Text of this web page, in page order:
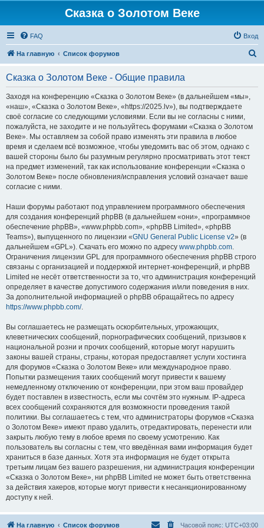
Сказка о Золотом Веке
FAQ Вход
На главную Список форумов
Сказка о Золотом Веке - Общие правила
Заходя на конференцию «Сказка о Золотом Веке» (в дальнейшем «мы»,
«наш», «Сказка о Золотом Веке», «https://2025.lv»), вы подтверждаете
своё согласие со следующими условиями. Если вы не согласны с ними,
пожалуйста, не заходите и не пользуйтесь форумами «Сказка о Золотом
Веке». Мы оставляем за собой право изменять эти правила в любое
время и сделаем всё возможное, чтобы уведомить вас об этом, однако с
вашей стороны было бы разумным регулярно просматривать этот текст
на предмет изменений, так как использование конференции «Сказка о
Золотом Веке» после обновления/исправления условий означает ваше
согласие с ними.
Наши форумы работают под управлением программного обеспечения
для создания конференций phpBB (в дальнейшем «они», «программное
обеспечение phpBB», «www.phpbb.com», «phpBB Limited», «phpBB
Teams»), выпущенного по лицензии «GNU General Public License v2» (в
дальнейшем «GPL»). Скачать его можно по адресу www.phpbb.com.
Ограничения лицензии GPL для программного обеспечения phpBB строго
связаны с организацией и поддержкой интернет-конференций, и phpBB
Limited не несёт ответственности за то, что администрация конференций
определяет в качестве допустимого содержания и/или поведения в них.
За дополнительной информацией о phpBB обращайтесь по адресу
https://www.phpbb.com/.
Вы соглашаетесь не размещать оскорбительных, угрожающих,
клеветнических сообщений, порнографических сообщений, призывов к
национальной розни и прочих сообщений, которые могут нарушить
законы вашей страны, страны, которая предоставляет услуги хостинга
для форумов «Сказка о Золотом Веке» или международное право.
Попытки размещения таких сообщений могут привести к вашему
немедленному отключению от конференции, при этом ваш провайдер
будет поставлен в известность, если мы сочтём это нужным. IP-адреса
всех сообщений сохраняются для возможности проведения такой
политики. Вы соглашаетесь с тем, что администраторы форумов «Сказка
о Золотом Веке» имеют право удалить, отредактировать, перенести или
закрыть любую тему в любое время по своему усмотрению. Как
пользователь вы согласны с тем, что введённая вами информация будет
храниться в базе данных. Хотя эта информация не будет открыта
третьим лицам без вашего разрешения, ни администрация конференции
«Сказка о Золотом Веке», ни phpBB Limited не может быть ответственна
за действия хакеров, которые могут привести к несанкционированному
доступу к ней.
На главную Список форумов Часовой пояс: UTC+03:00